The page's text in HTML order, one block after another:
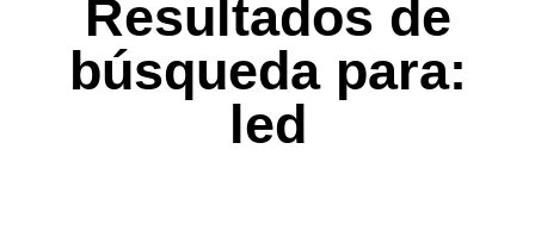
Resultados de
búsqueda para:
led